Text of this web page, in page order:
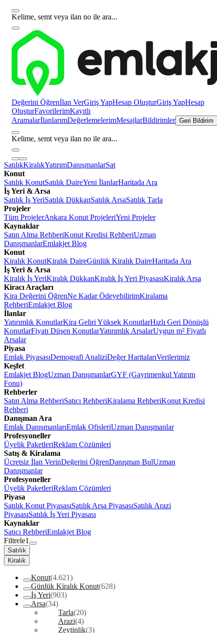
Kelime, semt veya ilan no ile ara...
Değerini Öğrenİlan VerGiriş YapHesap OluşturGiriş YapHesap
OluşturFavorilerimKayıtlı
AramalarİlanlarımDeğerlemelerimMesajlarBildirimler Geri Bildirim
Kelime, semt veya ilan no ile ara...
SatılıkKiralıkYatırımDanışmanlarSat
Konut
Satılık KonutSatılık DaireYeni İlanlarHaritada Ara
İş Yeri & Arsa
Satılık İş YeriSatılık DükkanSatılık ArsaSatılık Tarla
Projeler
Tüm ProjelerAnkara Konut ProjeleriYeni Projeler
Kaynaklar
Satın Alma RehberiKonut Kredisi RehberiUzman
DanışmanlarEmlakjet Blog
Konut
Kiralık KonutKiralık DaireGünlük Kiralık DaireHaritada Ara
İş Yeri & Arsa
Kiralık İş YeriKiralık DükkanKiralık İş Yeri PiyasasıKiralık Arsa
Kiracı Araçları
Kira Değerini ÖğrenNe Kadar ÖdeyebilirimKiralama
RehberiEmlakjet Blog
İlanlar
Yatırımlık KonutlarKira Geliri Yüksek KonutlarHızlı Geri Dönüşlü
KonutlarFiyatı Düşen KonutlarYatırımlık ArsalarUygun m² Fiyatlı
Arsalar
Piyasa
Emlak PiyasasıDemografi AnaliziDeğer HaritalarıVerilerimiz
Keşfet
Emlakjet BlogUzman DanışmanlarGYF (Gayrimenkul Yatırım
Fonu)
Rehberler
Satın Alma RehberiSatıcı RehberiKiralama RehberiKonut Kredisi
Rehberi
Danışman Ara
Emlak DanışmanlarıEmlak OfisleriUzman Danışmanlar
Profesyoneller
Üyelik PaketleriReklam Çözümleri
Satış & Kiralama
Ücretsiz İlan VerinDeğerini ÖğrenDanışman BulUzman
Danışmanlar
Profesyoneller
Üyelik PaketleriReklam Çözümleri
Piyasa
Satılık Konut PiyasasıSatılık Arsa PiyasasıSatılık Arazi
PiyasasıSatılık İş Yeri Piyasası
Kaynaklar
Satıcı RehberiEmlakjet Blog
Filtrele1
Satılık
Kiralık
Konut(4.621)
Günlük Kiralık Konut(628)
İş Yeri(903)
Arsa(34)
Tarla(20)
Arazi(4)
Zeytinlik(3)